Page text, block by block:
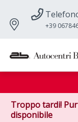
+39
Troppo tardi!
disponibile